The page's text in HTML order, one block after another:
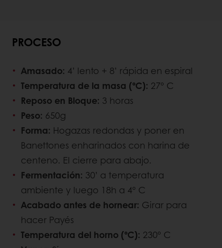
PROCESO
Amasado: 4’ lento + 8’ rápida en espiral
Temperatura de la masa (ºC): 27º C
Reposo en Bloque: 3 horas
Peso: 650g
Forma: Hogazas redondas y poner en
Banettones enharinados con harina de
centeno. El cierre para abajo.
Fermentación: 30’ a temperatura
ambiente y luego 18h a 4º C
Acabado antes de hornear: Girar para
hacer Payés
Temperatura del horno (ºC): 230º C